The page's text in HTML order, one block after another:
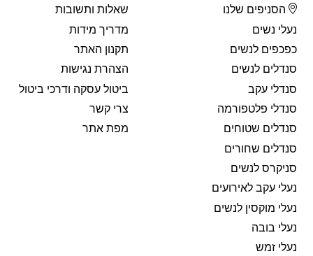
הסניפים שלנו
נעלי נשים
כפכפים לנשים
סנדלים לנשים
סנדלי עקב
סנדלי פלטפורמה
סנדלים שטוחים
סנדלים שחורים
סניקרס לנשים
נעלי עקב לאירועים
נעלי מוקסין לנשים
נעלי בובה
נעלי זמש
שאלות ותשובות
מדריך מידות
תקנון האתר
הצהרת נגישות
ביטול עסקה ודרכי ביטול
צרי קשר
מפת אתר